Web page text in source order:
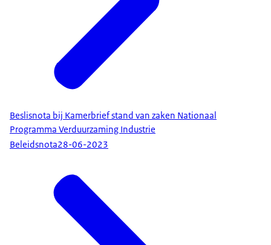
Beslisnota bij Kamerbrief stand van zaken Nationaal
Programma Verduurzaming Industrie
Beleidsnota28-06-2023